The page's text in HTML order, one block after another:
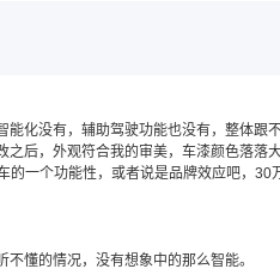
化没有，辅助驾驶功能也没有，整体跟
后，外观符合我的审美，车漆颜色落落
一个功能性，或者说是品牌效应吧，30
懂的情况，没有想象中的那么智能。